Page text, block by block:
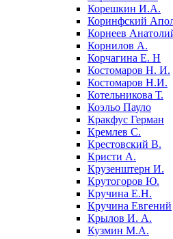
Корешкин И.А.
Коринфский
Корнеев
Корнилов А.
Корчагина Е. Н
Костомаров Н. И.
Костомаров Н.И.
Котельникова Т.
Коэльо Пауло
Кракфус Герман
Кремлев С.
Крестовский В.
Кристи А.
Крузенштерн И.
Крутогоров Ю.
Кручина Е.Н.
Кручина Евгений
Крылов И. А.
Кузмин М.А.